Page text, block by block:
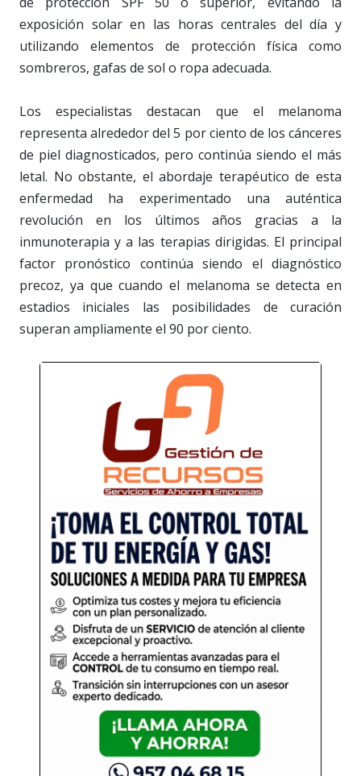
exposición solar en las horas centrales del día y
utilizando elementos de protección física como
sombreros, gafas de sol o ropa adecuada.
Los especialistas destacan que el melanoma
representa alrededor del 5 por ciento de los cánceres
de piel diagnosticados, pero continúa siendo el más
letal. No obstante, el abordaje terapéutico de esta
enfermedad ha experimentado una auténtica
revolución en los últimos años gracias a la
inmunoterapia y a las terapias dirigidas. El principal
factor pronóstico continúa siendo el diagnóstico
precoz, ya que cuando el melanoma se detecta en
estadios iniciales las posibilidades de curación
superan ampliamente el 90 por ciento.